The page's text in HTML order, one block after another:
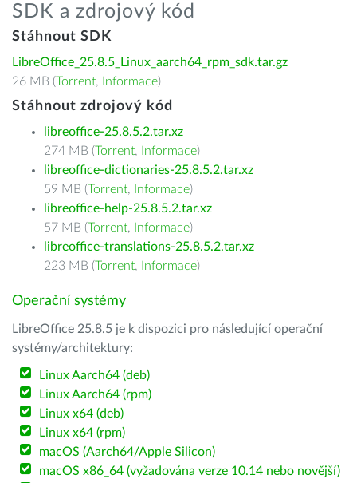
SDK a zdrojový kód
Stáhnout SDK
LibreOffice_25.8.5_Linux_aarch64_rpm_sdk.tar.gz
26 MB (Torrent, Informace)
Stáhnout zdrojový kód
libreoffice-25.8.5.2.tar.xz
274 MB (Torrent, Informace)
libreoffice-dictionaries-25.8.5.2.tar.xz
59 MB (Torrent, Informace)
libreoffice-help-25.8.5.2.tar.xz
57 MB (Torrent, Informace)
libreoffice-translations-25.8.5.2.tar.xz
223 MB (Torrent, Informace)
Operační systémy
LibreOffice 25.8.5 je k dispozici pro následující operační
systémy/architektury:
Linux Aarch64 (deb)
Linux Aarch64 (rpm)
Linux x64 (deb)
Linux x64 (rpm)
macOS (Aarch64/Apple Silicon)
macOS x86_64 (vyžadována verze 10.14 nebo novější)